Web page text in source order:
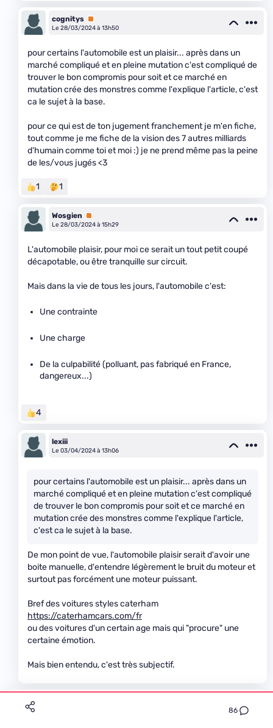
86
cognitys Premium
Le 28/03/2024 à 13h50
pour certains l'automobile est un plaisir... après dans un
marché compliqué et en pleine mutation c'est compliqué de
trouver le bon compromis pour soit et ce marché en
mutation crée des monstres comme l'explique l'article, c'est
ca le sujet à la base.
pour ce qui est de ton jugement franchement je m'en fiche,
tout comme je me fiche de la vision des 7 autres milliards
d'humain comme toi et moi :) je ne prend même pas la peine
de les/vous jugés <3
1 1
Wosgien
Premium
Le 28/03/2024 à 15h29
L'automobile plaisir, pour moi ce serait un tout petit coupé
décapotable, ou être tranquille sur circuit.
Mais dans la vie de tous les jours, l'automobile c'est:
Une contrainte
Une charge
De la culpabilité (polluant, pas fabriqué en France,
dangereux...)
4
lexiii
Le 03/04/2024 à 13h06
pour certains l'automobile est un plaisir... après dans un
marché compliqué et en pleine mutation c'est compliqué
de trouver le bon compromis pour soit et ce marché en
mutation crée des monstres comme l'explique l'article,
c'est ca le sujet à la base.
De mon point de vue, l'automobile plaisir serait d'avoir une
boite manuelle, d'entendre légèrement le bruit du moteur et
surtout pas forcément une moteur puissant.
Bref des voitures styles caterham
https://caterhamcars.com/fr
ou des voitures d'un certain age mais qui "procure" une
certaine émotion.
Mais bien entendu, c'est très subjectif.